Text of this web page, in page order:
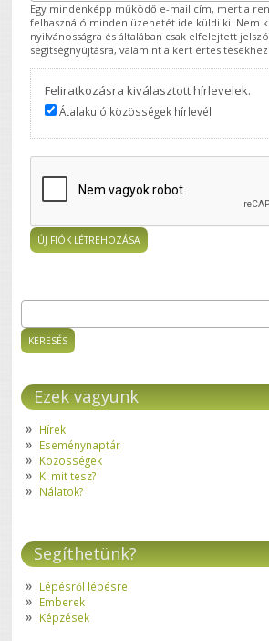
Egy mindenképp működő e-mail cím, mert a
felhasználó minden üzenetét ide küldi ki. Nem
nyilvánosságra és általában csak elfelejtett
segítségnyújtásra, valamint a kért értesítésekhez
Feliratkozásra kiválasztott hírlevelek.
Átalakuló közösségek hírlevél
Keresés űrlap
Ezek vagyunk
Hírek
Eseménynaptár
Közösségek
Ki mit tesz?
Nálatok?
Segíthetünk?
Lépésről lépésre
Emberek
Képzések